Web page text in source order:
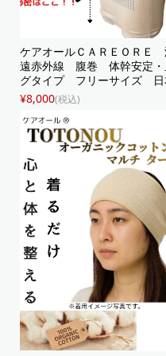
ケアオールＣＡＲＥＯＲＥ
遠赤外線 腹巻 体幹安定
グタイプ フリーサイズ 日
¥8,000(税込)